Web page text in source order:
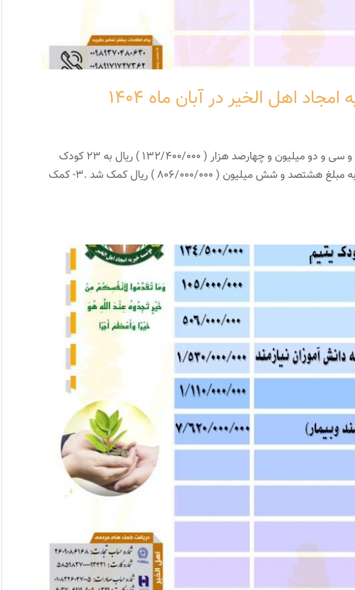
اهل الخیر در آبان ماه ۱۴۰۴
1- با حمایت خیّرین (کفالت مستمر ایتام) به مبلغ یکصد و سی و دو میلیون و چهارصد هزار ( 132/400/000 ) ریال به 23 کودک
یتیم کمک شد .2- با حمایت خیّر به 7 بیمار و 2 نیازمند به مبلغ هشتصد و شش میلیون ( 806/000/000 ) ریال کمک شد .3- کمک